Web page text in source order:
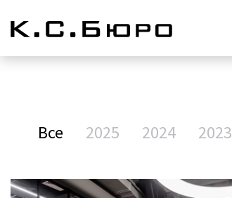
Все 2025 2024 2023